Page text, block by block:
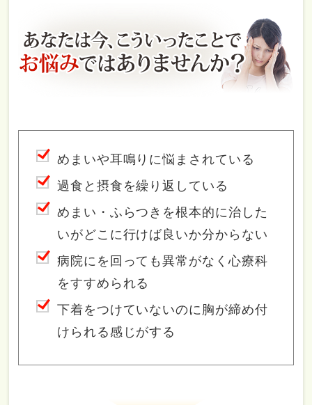
めまいや耳鳴りに悩まされている
過食と摂食を繰り返している
めまい・ふらつきを根本的に治した
いがどこに行けば良いか分からない
病院にを回っても異常がなく心療科
をすすめられる
下着をつけていないのに胸が締め付
けられる感じがする